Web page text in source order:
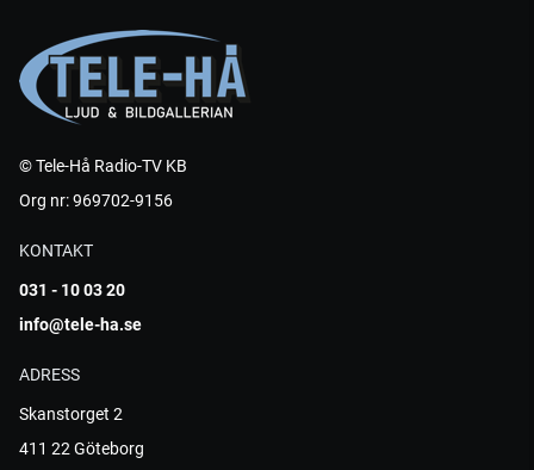
© Tele-Hå Radio-TV KB
Org nr: 969702-9156
KONTAKT
031 - 10 03 20
info@tele-ha.se
ADRESS
Skanstorget 2
411 22 Göteborg